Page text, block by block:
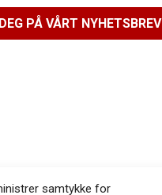
samtykke for
PÅ VÅRT NYHETSBREV